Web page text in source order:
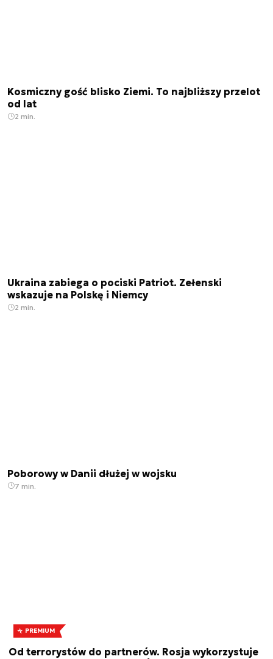
Kosmiczny gość blisko Ziemi. To najbliższy przelot
od lat
2 min.
Ukraina zabiega o pociski Patriot. Zełenski
wskazuje na Polskę i Niemcy
2 min.
Poborowy w Danii dłużej w wojsku
7 min.
PREMIUM
Od terrorystów do partnerów. Rosja wykorzystuje